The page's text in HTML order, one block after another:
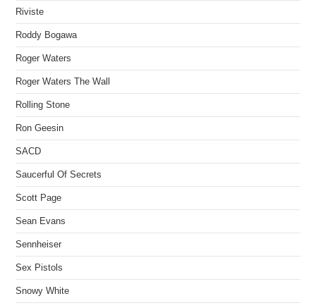
Riviste
Roddy Bogawa
Roger Waters
Roger Waters The Wall
Rolling Stone
Ron Geesin
SACD
Saucerful Of Secrets
Scott Page
Sean Evans
Sennheiser
Sex Pistols
Snowy White